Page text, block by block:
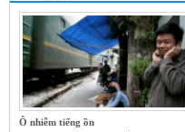
Ô nhiễm tiếng ồn